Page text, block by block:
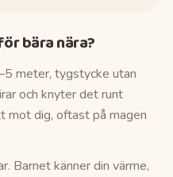
bära nära?
meter, tygstycke utan
och knyter det runt
dig, oftast på magen
Barnet känner din värme,